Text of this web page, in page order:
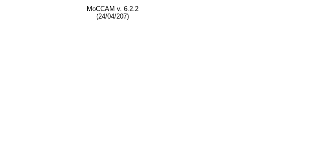
MoCCAM v. 6.2.2
(24/04/207)